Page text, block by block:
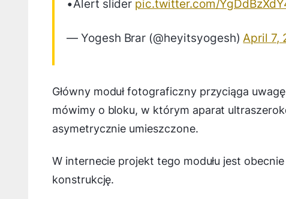
•Alert slider pic.twitter.com/
— Yogesh Brar (@heyitsyogesh)April 7,
Główny moduł fotograficzny przyciąga
mówimy o bloku, w którym aparat
asymetrycznie umieszczone.
W internecie projekt tego modułu jest
konstrukcję.